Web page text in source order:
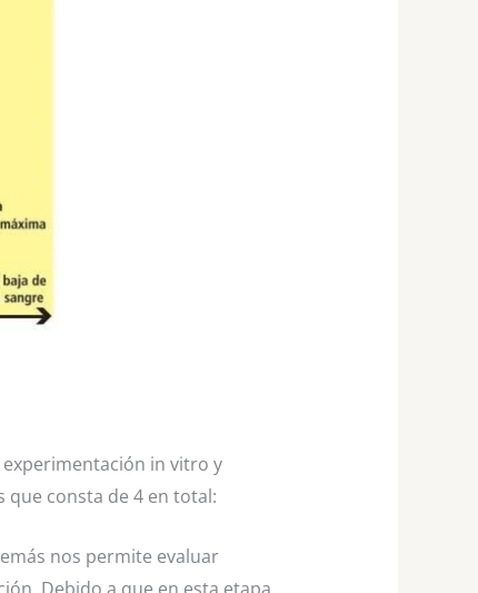
experimentación in vitro y
que consta de 4 en total:
nos permite evaluar